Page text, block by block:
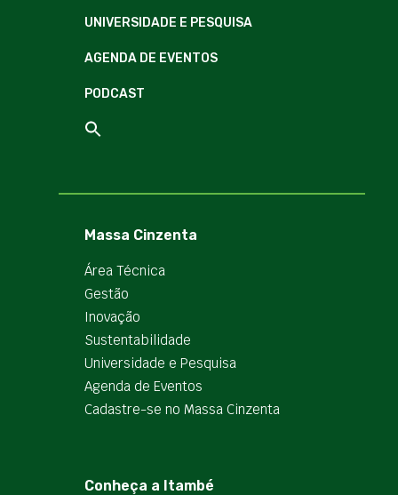
UNIVERSIDADE E PESQUISA
AGENDA DE EVENTOS
PODCAST
Massa Cinzenta
Área Técnica
Gestão
Inovação
Sustentabilidade
Universidade e Pesquisa
Agenda de Eventos
Cadastre-se no Massa Cinzenta
Conheça a Itambé